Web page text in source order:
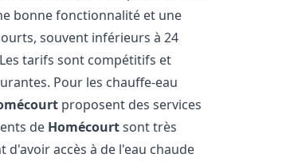
bonne fonctionnalité et une
souvent inférieurs à 24
tarifs sont compétitifs et
Pour les chauffe-eau
proposent des services
de Homécourtsont très
accès à de l'eau chaude